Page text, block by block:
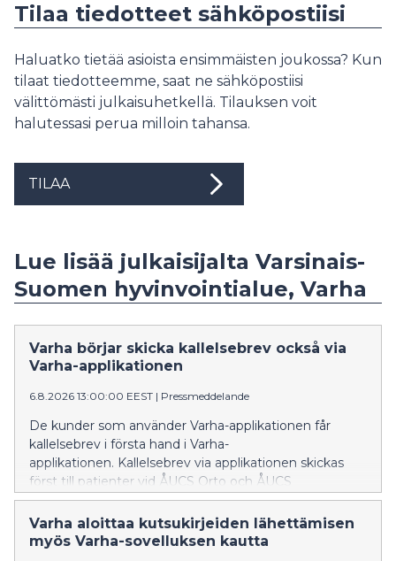
Tilaa tiedotteet sähköpostiisi
Haluatko tietää asioista ensimmäisten joukossa? Kun
tilaat tiedotteemme, saat ne sähköpostiisi
välittömästi julkaisuhetkellä. Tilauksen voit
halutessasi perua milloin tahansa.
TILAA
Lue lisää julkaisijalta Varsinais-
Suomen hyvinvointialue, Varha
Varha börjar skicka kallelsebrev också via
Varha-applikationen
6.8.2026 13:00:00 EEST | Pressmeddelande
De kunder som använder Varha-applikationen får
kallelsebrev i första hand i Varha-
applikationen. Kallelsebrev via applikationen skickas
först till patienter vid ÅUCS Orto och ÅUCS
Hjärtcentret. Utifrån erfarenheterna utvidgas
verksamhetsmodellen senare också till de övriga
specialområdena inom ÅUCS-sjukhustjänster.
Varha aloittaa kutsukirjeiden lähettämisen
myös Varha-sovelluksen kautta